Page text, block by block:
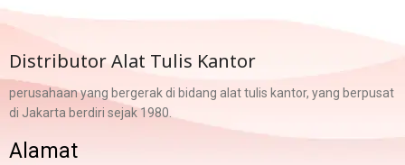
Distributor Alat Tulis Kantor
perusahaan yang bergerak di bidang alat tulis kantor, yang berpusat
di Jakarta berdiri sejak 1980.
Alamat